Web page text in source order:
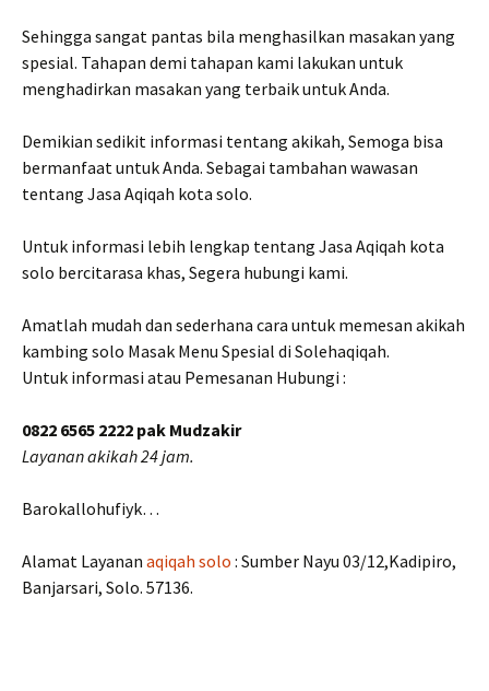
Sehingga sangat pantas bila menghasilkan masakan yang
spesial. Tahapan demi tahapan kami lakukan untuk
menghadirkan masakan yang terbaik untuk Anda.
Demikian sedikit informasi tentang akikah, Semoga bisa
bermanfaat untuk Anda. Sebagai tambahan wawasan
tentang Jasa Aqiqah kota solo.
Untuk informasi lebih lengkap tentang Jasa Aqiqah kota
solo bercitarasa khas, Segera hubungi kami.
Amatlah mudah dan sederhana cara untuk memesan akikah
kambing solo Masak Menu Spesial di Solehaqiqah.
Untuk informasi atau Pemesanan Hubungi :
0822 6565 2222 pak Mudzakir
Layanan akikah 24 jam.
Barokallohufiyk…
Alamat Layanan aqiqah solo : Sumber Nayu 03/12,Kadipiro,
Banjarsari, Solo. 57136.